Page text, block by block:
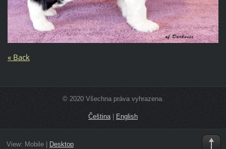
« Back
© 2020 Všechna práva vyhrazena.
Čeština English
View: Mobile| Desktop